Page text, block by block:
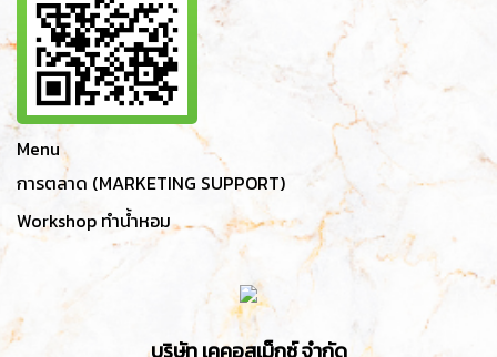
Menu
การตลาด (MARKETING SUPPORT)
Workshop ทำน้ำหอม
บริษัท เคคอสเม็กซ์ จำกัด